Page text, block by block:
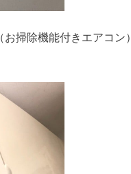
掃除機能付きエアコン）